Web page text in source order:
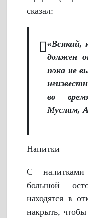
сказал:
«Всякий,
должен
пока не
во
Муслим,
Напитки
С напитками
большой
находятся в
накрыть, чтобы